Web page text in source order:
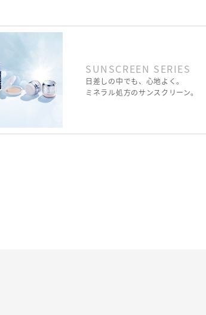
SUNSCREEN SERIES
日差しの中でも、心地よく。
ミネラル処方のサンスクリーン。